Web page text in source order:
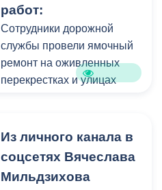
порядок и прилегающую
территорию, полностью
очистив площадь вокруг
памятника.
работ:
Сотрудники дорожной
службы провели ямочный
ремонт на оживленных
перекрестках и улицах
улицам Весенняя,
Первомайская,
Барбашова,
Из личного канала в
соцсетях Вячеслава
Мильдзихова